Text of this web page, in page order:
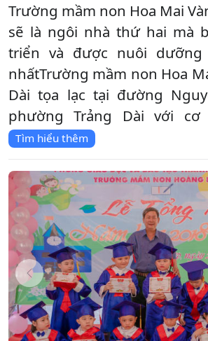
Trường mầm non Hoa Mai
sẽ là ngôi nhà thứ hai mà
triển và được nuôi
nhấtTrường mầm non Hoa
Dài tọa lạc tại đường
phường Trảng Dài với cơ
Tìm hiểu thêm